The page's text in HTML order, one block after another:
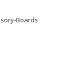
Boards